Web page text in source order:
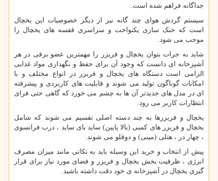
جداگانه فراهم شده است.
سیستم گردش هوای چند گانه نیز از دیگر خصوصیات این یخچال
است که خنک سازی یکنواخت و سراسری قفسه های یخچال را
موجب می شود.
شاید به جرات بتوان یخچال و فریزر را مهمترین عضو برقی در هر
آشپزخانه ای دانست که وجود آن برای حفظ و نگهداری مواد غذایی
الزامی است دستگاه های یخچال و فریزر در انواع مختلف و با
امکانات گوناگون تولید می شوند و قابلیت های کاربردی و پیشرفته
ای در مدل های جدیدتر آن ها به چشم می خورد که گاهی حتی فرای
انتظارات کاربر می رود.
یخچال و فریزرها به چند دسته اصلی تقسیم می شوند که شامل
یخچال و فریزر های کمبی (بالا پایین) ساید بای ساید ، درب فرانسوی
، چهار در ، هتلی (مینی) و دوقلو می شوند.
پیش از انتخاب و خرید این وسیله باید به نکاتی مانند میزان مصرف
انرژی ، ظرفیت بخش یخچال و فریزر و فضای مورد نیاز برای قرار
گیری یخچال در آشپزخانه ی خود دقت داشته باشید.